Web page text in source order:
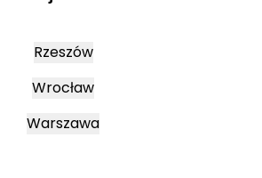
Rzeszów
Wrocław
Warszawa